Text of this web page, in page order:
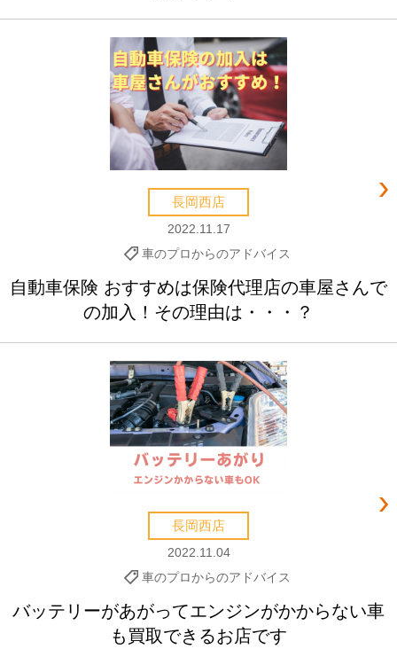
長岡西店
2022.11.17
車のプロからのアドバイス
自動車保険 おすすめは保険代理店の車屋さんで
の加入！その理由は・・・？
長岡西店
2022.11.04
車のプロからのアドバイス
バッテリーがあがってエンジンがかからない車
も買取できるお店です